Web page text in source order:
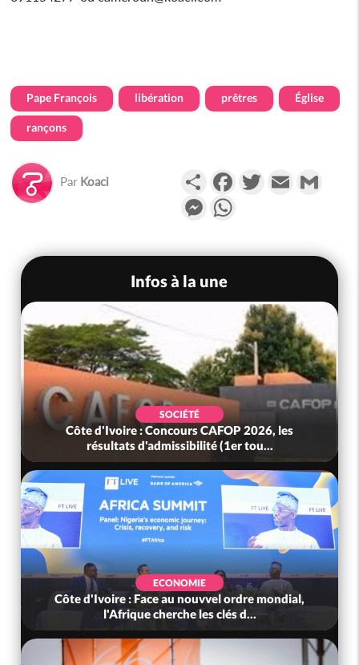
Pape François libération prêtres Église
rançons
Par Koaci PartagerFacebookTwitterEmail
Messenger
Infos à la une
SOCIÉTÉ
Côte d'Ivoire : Concours CAFOP 2026, les
résultats d'admissibilité (1er tou...
ECONOMIE
Côte d'Ivoire : Face au nouvvel ordre mondial,
l'Afrique cherche les clés d...